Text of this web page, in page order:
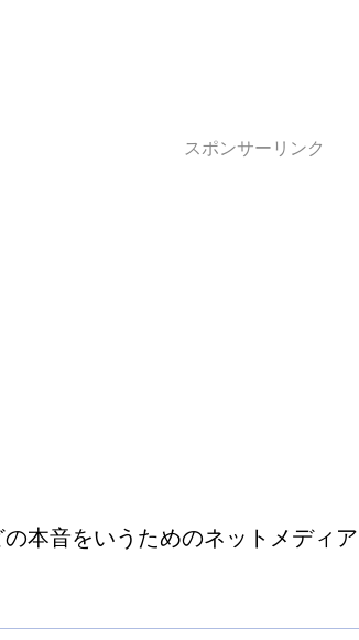
スポンサーリンク
本音をいうためのネットメディ